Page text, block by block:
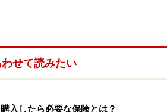
業・パート主婦になった場合は、
額は1000万円程度にします。出産
わせて読みたい
入したら必要な保険とは？